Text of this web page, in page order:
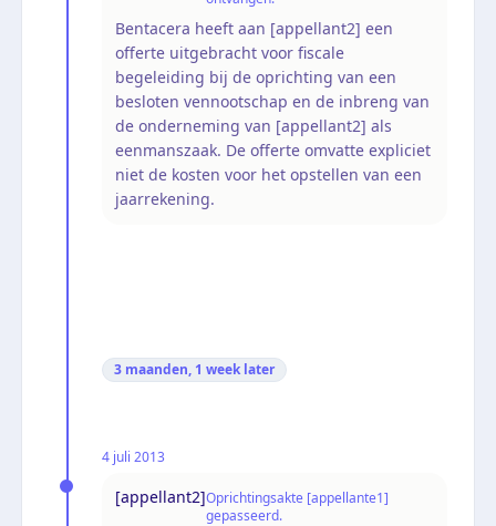
Bentacera heeft aan [appellant2] een
offerte uitgebracht voor fiscale
begeleiding bij de oprichting van een
besloten vennootschap en de inbreng van
de onderneming van [appellant2] als
eenmanszaak. De offerte omvatte expliciet
niet de kosten voor het opstellen van een
jaarrekening.
3 maanden, 1 week later
4 juli 2013
[appellant2]Oprichtingsakte [appellante1]
gepasseerd.